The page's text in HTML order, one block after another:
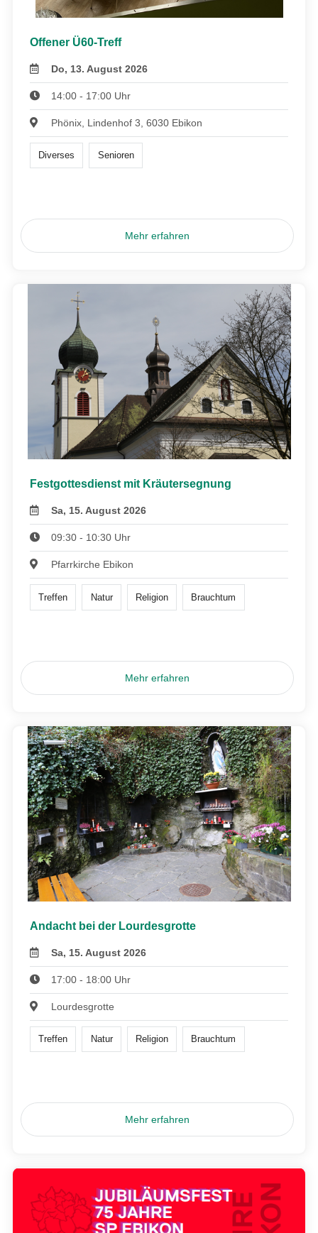
Offener Ü60-Treff
Do, 13. August 2026
14:00 - 17:00 Uhr
Phönix, Lindenhof 3, 6030 Ebikon
Diverses Senioren
Mehr erfahren
Festgottesdienst mit Kräutersegnung
Sa, 15. August 2026
09:30 - 10:30 Uhr
Pfarrkirche Ebikon
Treffen Natur Religion Brauchtum
Mehr erfahren
Andacht bei der Lourdesgrotte
Sa, 15. August 2026
17:00 - 18:00 Uhr
Lourdesgrotte
Treffen Natur Religion Brauchtum
Mehr erfahren